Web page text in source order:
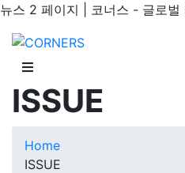
뉴스 2 페이지 | 코너스 - 글로벌
Home
ISSUE
ISSUE